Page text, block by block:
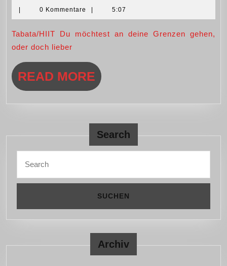
2025
0 Kommentare 5:07
Tabata/HIIT Du möchtest an deine Grenzen gehen,
oder doch lieber
READ MORE READ
Search
for:
Archiv